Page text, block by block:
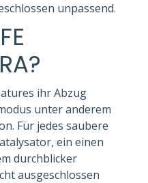
unpassend.
ihr Abzug
unter anderem
Für jedes saubere
ein einen
durchblicker
ausgeschlossen